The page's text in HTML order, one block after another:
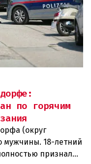
по горячим
(округ
мужчины. 18-летний
признал